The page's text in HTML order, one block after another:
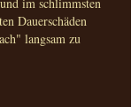
Dauerschäden
langsam zu